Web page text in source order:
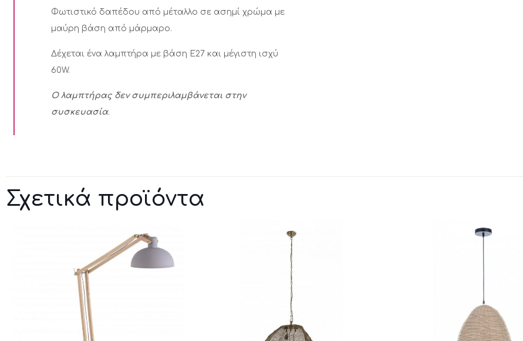
Φωτιστικό δαπέδου από μέταλλο σε ασημί χρώμα με
μαύρη βάση από μάρμαρο.
Δέχεται ένα λαμπτήρα με βάση E27 και μέγιστη ισχύ
60W.
Ο λαμπτήρας δεν συμπεριλαμβάνεται στην
συσκευασία.
Σχετικά προϊόντα